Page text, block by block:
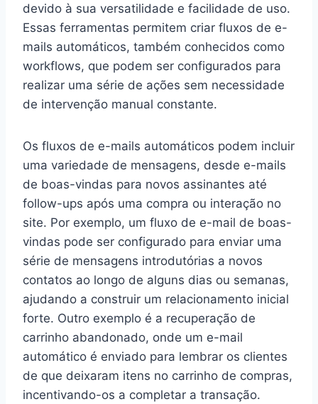
devido à sua versatilidade e facilidade de uso.
Essas ferramentas permitem criar fluxos de e-
mails automáticos, também conhecidos como
workflows, que podem ser configurados para
realizar uma série de ações sem necessidade
de intervenção manual constante.
Os fluxos de e-mails automáticos podem incluir
uma variedade de mensagens, desde e-mails
de boas-vindas para novos assinantes até
follow-ups após uma compra ou interação no
site. Por exemplo, um fluxo de e-mail de boas-
vindas pode ser configurado para enviar uma
série de mensagens introdutórias a novos
contatos ao longo de alguns dias ou semanas,
ajudando a construir um relacionamento inicial
forte. Outro exemplo é a recuperação de
carrinho abandonado, onde um e-mail
automático é enviado para lembrar os clientes
de que deixaram itens no carrinho de compras,
incentivando-os a completar a transação.